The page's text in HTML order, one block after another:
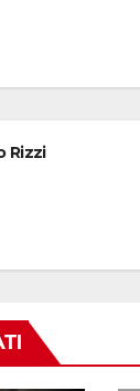
Rizzi